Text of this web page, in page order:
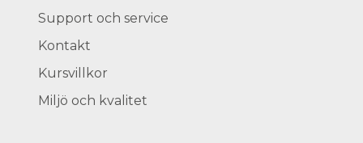
Support och service
Kontakt
Kursvillkor
Miljö och kvalitet